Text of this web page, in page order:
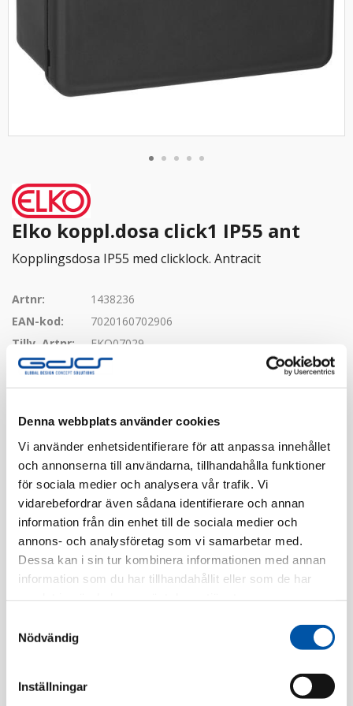
Denna webbplats använder cookies
Vi använder enhetsidentifierare för att anpassa innehållet
och annonserna till användarna, tillhandahålla funktioner
för sociala medier och analysera vår trafik. Vi
vidarebefordrar även sådana identifierare och annan
information från din enhet till de sociala medier och
annons- och analysföretag som vi samarbetar med.
Dessa kan i sin tur kombinera informationen med annan
information som du har tillhandahållit eller som de har
Nödvändig
Inställningar
Elko koppl.dosa click1 IP55 ant
Kopplingsdosa IP55 med clicklock. Antracit
Artnr:
1438236
EAN-kod:
7020160702906
Tillv. Artnr:
EKO07029
Finns i lager
Registrera dig
Specifikation